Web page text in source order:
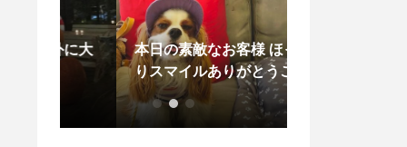
本日の素敵なお客様 ほっこ
りスマイルありがとうござい